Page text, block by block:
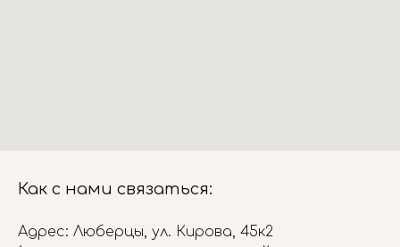
Как с нами связаться:
Адрес: Люберцы, ул. Кирова, 45к2